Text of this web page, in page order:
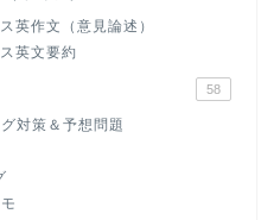
英作文（意見論述）
英文要約
58
対策＆予想問題